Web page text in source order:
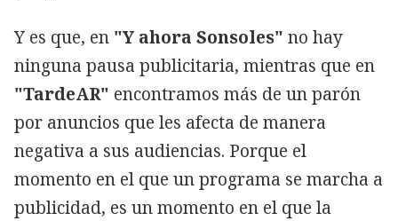
Y es que, en "Y ahora Sonsoles" no hay
ninguna pausa publicitaria, mientras que en
"TardeAR" encontramos más de un parón
por anuncios que les afecta de manera
negativa a sus audiencias. Porque el
momento en el que un programa se marcha a
publicidad, es un momento en el que la